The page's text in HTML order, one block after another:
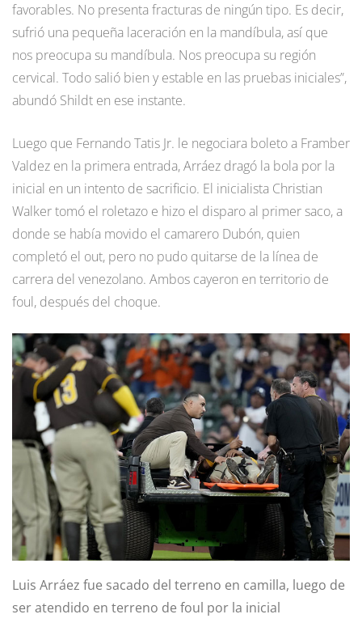
favorables. No presenta fracturas de ningún tipo. Es decir,
sufrió una pequeña laceración en la mandíbula, así que
nos preocupa su mandíbula. Nos preocupa su región
cervical. Todo salió bien y estable en las pruebas iniciales”,
abundó Shildt en ese instante.
Luego que Fernando Tatis Jr. le negociara boleto a Framber
Valdez en la primera entrada, Arráez dragó la bola por la
inicial en un intento de sacrificio. El inicialista Christian
Walker tomó el roletazo e hizo el disparo al primer saco, a
donde se había movido el camarero Dubón, quien
completó el out, pero no pudo quitarse de la línea de
carrera del venezolano. Ambos cayeron en territorio de
foul, después del choque.
Luis Arráez fue sacado del terreno en camilla, luego de
ser atendido en terreno de foul por la inicial